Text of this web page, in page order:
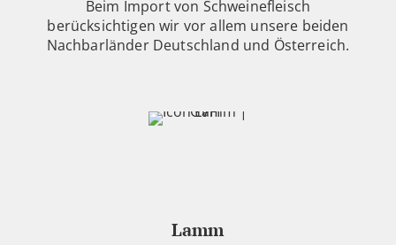
Beim Import von Schweinefleisch
berücksichtigen wir vor allem unsere beiden
Nachbarländer Deutschland und Österreich.
Lamm